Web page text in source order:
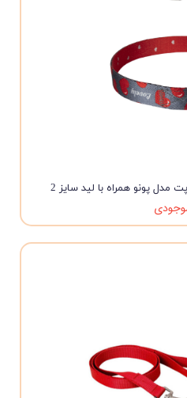
پونو همراه با لید سایز 2